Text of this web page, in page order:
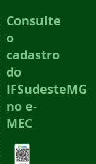
Consulte
o
cadastro
do
IFSudesteMG
no e-
MEC